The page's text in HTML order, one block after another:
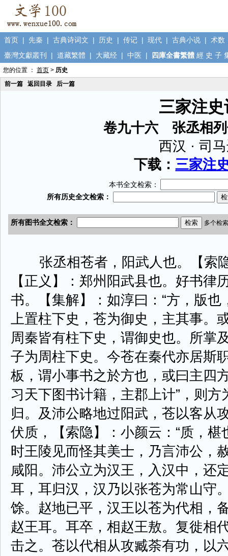
首页 | 先秦 | 古典诗词文 | 历史 | 传记 | 现代 | 古典小说 | 术数
臺灣文獻叢刊
| 道藏繁體 | 大藏经 | 中医 | 四庫全書繁體 經 史 子
您的位置 ： 首页 > 历史
前一篇
返回目录 后一篇
三家注史
卷九十六 张丞相列
西汉 · 司
下载：三家注
本书全文检索：
张丞相苍者，阳武人也。【索
【正义】：郑州阳武县也。好书律
书。【集解】：如淳曰：“方，版
上置柱下史，苍为御史，主其事。
周秦皆有柱下史，谓御史也。所掌
子为周柱下史。今苍在秦代亦居斯
板，谓小事书之於方也，或曰主四
习天下图书计籍，主郡上计”，则
归。及沛公略地过阳武，苍以客从
伏质，【索隐】：小颜云：“质，椹
时王陵见而怪其美士，乃言沛公，
咸阳。沛公立为汉王，入汉中，还
耳，耳归汉，汉乃以张苍为常山守
馀。赵地已平，汉王以苍为代相，
赵王耳。耳卒，相赵王敖。复徙相
击之。苍以代相从攻臧荼有功，以